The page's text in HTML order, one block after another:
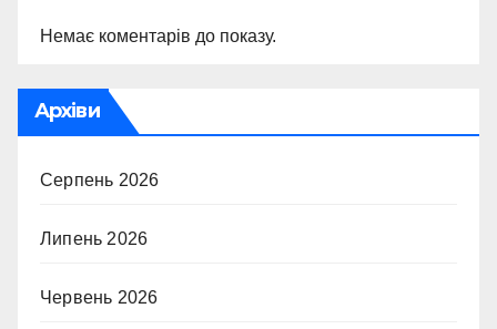
Немає коментарів до показу.
Архіви
Серпень 2026
Липень 2026
Червень 2026